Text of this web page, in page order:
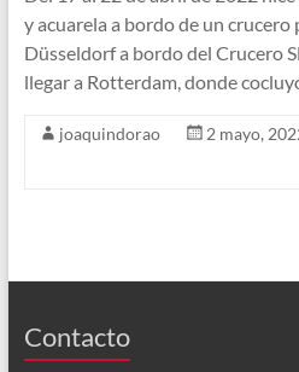
y acuarela a bordo de un crucero
Düsseldorf a bordo del Crucero
llegar a Rotterdam, donde
joaquindorao 2 mayo,
Contacto